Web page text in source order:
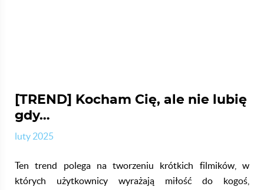
[TREND] Kocham Cię, ale nie lubię
gdy…
luty 2025
Ten trend polega na tworzeniu krótkich filmików, w
których użytkownicy wyrażają miłość do kogoś,